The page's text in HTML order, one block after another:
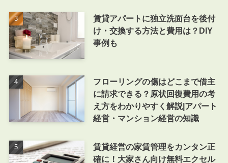
賃貸アパートに独立洗面台を後付
け・交換する方法と費用は？DIY
事例も
フローリングの傷はどこまで借主
に請求できる？原状回復費用の考
え方をわかりやすく解説|アパート
経営・マンション経営の知識
賃貸経営の家賃管理をカンタン正
確に！大家さん向け無料エクセル